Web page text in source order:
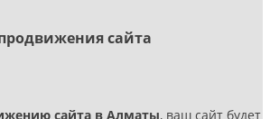
сайта
сайта в Алматы, ваш сайт будет